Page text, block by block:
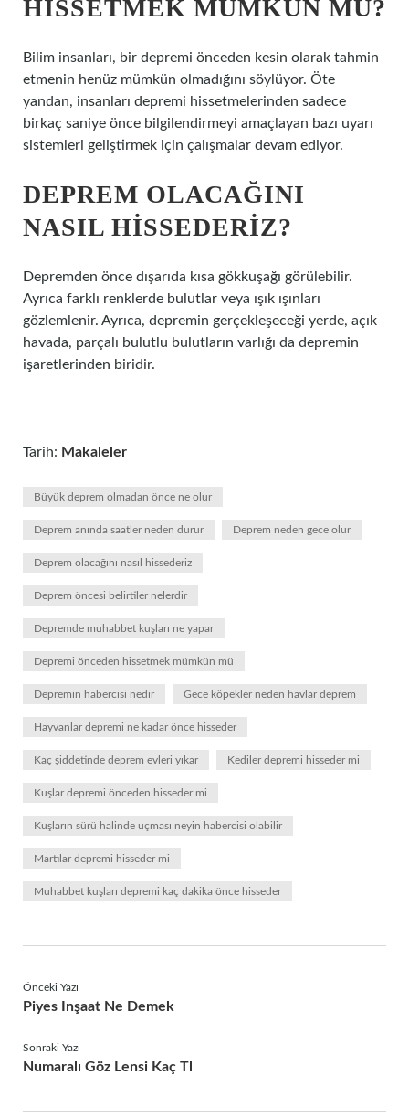
HISSETMEK MÜMKÜN MÜ?
Bilim insanları, bir depremi önceden kesin olarak tahmin
etmenin henüz mümkün olmadığını söylüyor. Öte
yandan, insanları depremi hissetmelerinden sadece
birkaç saniye önce bilgilendirmeyi amaçlayan bazı uyarı
sistemleri geliştirmek için çalışmalar devam ediyor.
DEPREM OLACAĞINI
NASIL HISSEDERIZ?
Depremden önce dışarıda kısa gökkuşağı görülebilir.
Ayrıca farklı renklerde bulutlar veya ışık ışınları
gözlemlenir. Ayrıca, depremin gerçekleşeceği yerde, açık
havada, parçalı bulutlu bulutların varlığı da depremin
işaretlerinden biridir.
Tarih: Makaleler
Büyük deprem olmadan önce ne olur
Deprem anında saatler neden durur Deprem neden gece olur
Deprem olacağını nasıl hissederiz
Deprem öncesi belirtiler nelerdir
Depremde muhabbet kuşları ne yapar
Depremi önceden hissetmek mümkün mü
Depremin habercisi nedir Gece köpekler neden havlar deprem
Hayvanlar depremi ne kadar önce hisseder
Kaç şiddetinde deprem evleri yıkar Kediler depremi hisseder mi
Kuşlar depremi önceden hisseder mi
Kuşların sürü halinde uçması neyin habercisi olabilir
Martılar depremi hisseder mi
Muhabbet kuşları depremi kaç dakika önce hisseder
Önceki Yazı
Piyes Inşaat Ne Demek
Sonraki Yazı
Numaralı Göz Lensi Kaç Tl